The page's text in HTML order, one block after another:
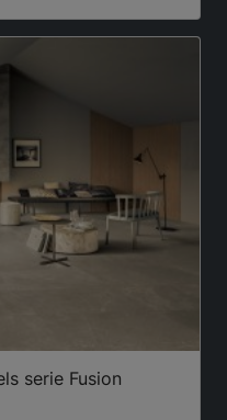
serie Fusion